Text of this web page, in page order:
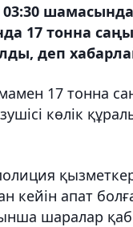
тонна
деп
17 тонна
көлік
кейін апат
шаралар